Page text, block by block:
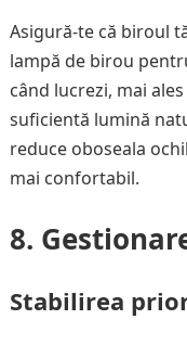
Asigură-te că biroul
lampă de birou
când lucrezi, mai
suficientă lumină
reduce oboseala
mai confortabil.
8.
Stabilirea